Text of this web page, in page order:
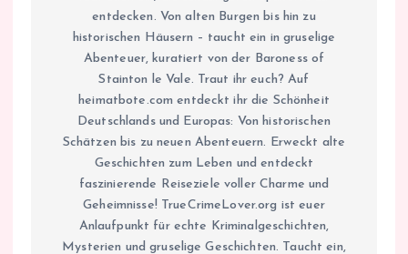
entdecken. Von alten Burgen bis hin zu
historischen Häusern – taucht ein in gruselige
Abenteuer, kuratiert von der Baroness of
Stainton le Vale. Traut ihr euch? Auf
heimatbote.com entdeckt ihr die Schönheit
Deutschlands und Europas: Von historischen
Schätzen bis zu neuen Abenteuern. Erweckt alte
Geschichten zum Leben und entdeckt
faszinierende Reiseziele voller Charme und
Geheimnisse! TrueCrimeLover.org ist euer
Anlaufpunkt für echte Kriminalgeschichten,
Mysterien und gruselige Geschichten. Taucht ein,